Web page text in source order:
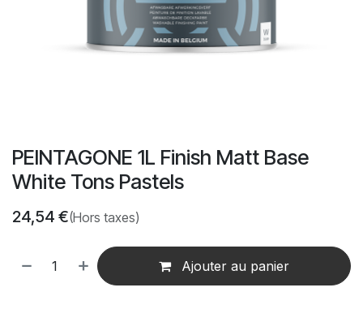
PEINTAGONE 1L Finish Matt Base
White Tons Pastels
24,54 €(Hors taxes)
Ajouter au panier